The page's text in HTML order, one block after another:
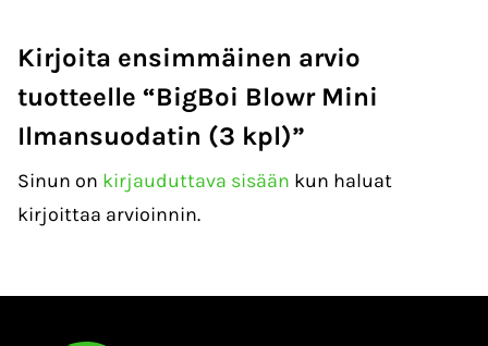
Kirjoita ensimmäinen arvio
tuotteelle “BigBoi Blowr Mini
Ilmansuodatin (3 kpl)”
Sinun on kirjauduttava sisään kun haluat
kirjoittaa arvioinnin.